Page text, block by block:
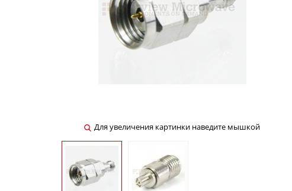
Для увеличения картинки наведите мышкой